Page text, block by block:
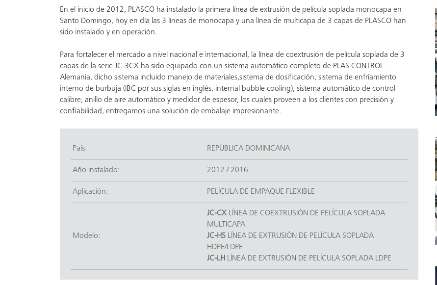
En el inicio de 2012, PLASCO ha instalado la primera línea de extrusión de película soplada monocapa en
Santo Domingo, hoy en día las 3 líneas de monocapa y una línea de multicapa de 3 capas de PLASCO han
sido instalado y en operación.
Para fortalecer el mercado a nivel nacional e internacional, la línea de coextrusión de película soplada de 3
capas de la serie JC-3CX ha sido equipado con un sistema automático completo de PLAS CONTROL –
Alemania, dicho sistema incluido manejo de materiales,sistema de dosificación, sistema de enfriamiento
interno de burbuja (IBC por sus siglas en inglés, internal bubble cooling), sistema automático de control
calibre, anillo de aire automático y medidor de espesor, los cuales proveen a los clientes con precisión y
confiabilidad, entregamos una solución de embalaje impresionante.
País: REPÚBLICA DOMINICANA
Año instalado: 2012 / 2016
Aplicación: PELÍCULA DE EMPAQUE FLEXIBLE
Modelo:
JC-CXLÍNEA DE COEXTRUSIÓN DE PELÍCULA SOPLADA
MULTICAPA
JC-HSLÍNEA DE EXTRUSIÓN DE PELÍCULA SOPLADA
HDPE/LDPE
JC-LH LÍNEA DE EXTRUSIÓN DE PELÍCULA SOPLADA LDPE